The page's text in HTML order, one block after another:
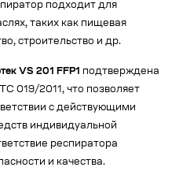
подходит для
таких как пищевая
строительство и др.
VS 201 FFP1 подтверждена
019/2011, что позволяет
с действующими
индивидуальной
респиратора
и качества.